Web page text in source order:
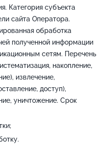
Категория субъекта
сайта Оператора.
обработка
полученной информации
сетям. Перечень
накопление,
извлечение,
доступ),
уничтожение. Срок